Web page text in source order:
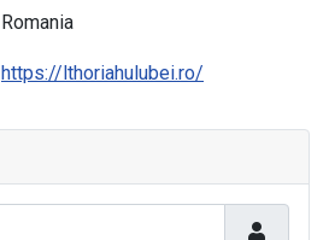
Romania
https://lthoriahulubei.ro/